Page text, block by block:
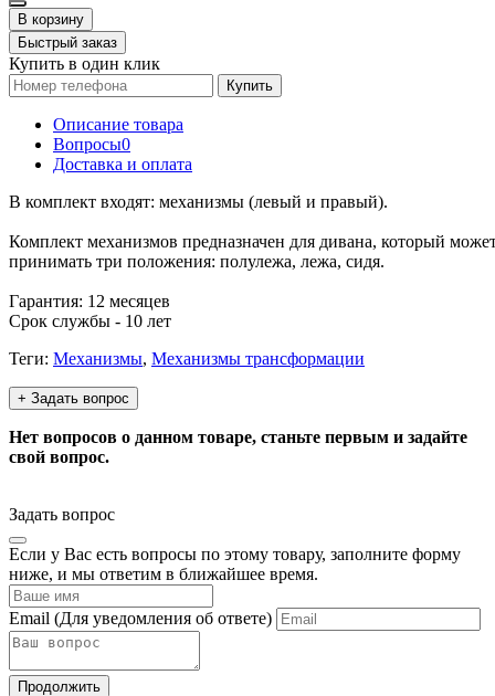
В корзину
Быстрый заказ
Купить в один клик
Купить
Описание товара
Вопросы0
Доставка и оплата
В комплект входят: механизмы (левый и правый).
Комплект механизмов предназначен для дивана, который
принимать три положения: полулежа, лежа, сидя.
Гарантия: 12 месяцев
Срок службы - 10 лет
Теги: Механизмы, Механизмы трансформации
+ Задать вопрос
Нет вопросов о данном товаре, станьте первым и задайте
свой вопрос.
Задать вопрос
Если у Вас есть вопросы по этому товару, заполните форму
ниже, и мы ответим в ближайшее время.
Email (Для уведомления об ответе)
Продолжить